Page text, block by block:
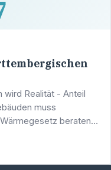
wird Realität - Anteil
muss
beraten: